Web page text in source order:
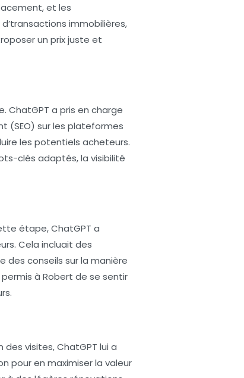
et les
immobilières,
un prix juste et
ChatGPT a pris en charge
(SEO) sur les plateformes
les potentiels acheteurs.
clés adaptés, la visibilité
étape, ChatGPT a
Cela incluait des
des conseils sur la manière
à Robert de se sentir
des visites, ChatGPT lui a
pour en maximiser la valeur